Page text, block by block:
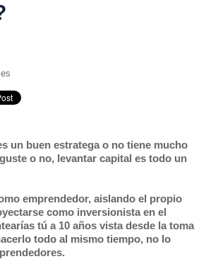
un buen estratega o no tiene mucho
o no, levantar capital es todo un
emprendedor, aislando el propio
como inversionista en el
tú a 10 años vista desde la toma
todo al mismo tiempo, no lo